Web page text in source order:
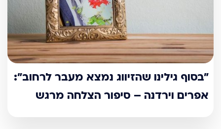
"בסוף גילינו שהזיווג נמצא מעבר לרחוב":
אפרים וירדנה – סיפור הצלחה מרגש